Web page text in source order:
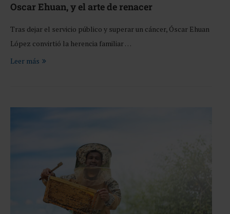
Oscar Ehuan, y el arte de renacer
Tras dejar el servicio público y superar un cáncer, Óscar Ehuan
López convirtió la herencia familiar …
Leer más